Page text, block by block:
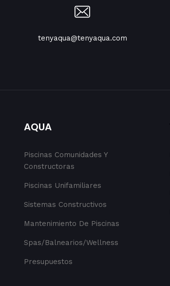
tenyaqua@tenyaqua.com
AQUA
Piscinas Comunidades Y
Constructoras
Piscinas Unifamiliares
Sistemas Constructivos
Mantenimiento De Piscinas
Spas/Balnearios/Wellness
Presupuestos